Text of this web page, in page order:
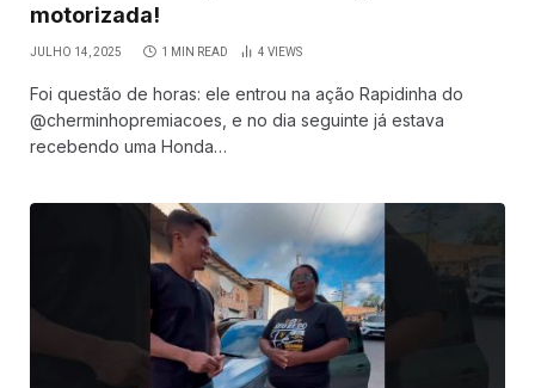
motorizada!
JULHO 14, 2025 1 MIN READ 4 VIEWS
Foi questão de horas: ele entrou na ação Rapidinha do
@cherminhopremiacoes, e no dia seguinte já estava
recebendo uma Honda…